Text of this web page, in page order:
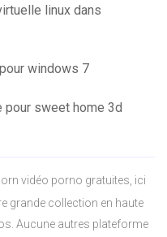
linux dans
windows 7
pour sweet home 3d
vidéo porno gratuites, ici
grande collection en haute
Aucune autres plateforme